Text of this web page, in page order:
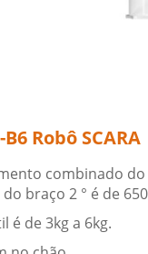
Robô SCARA
combinado
braço 2 ° é de
é de 3kg a 6kg.